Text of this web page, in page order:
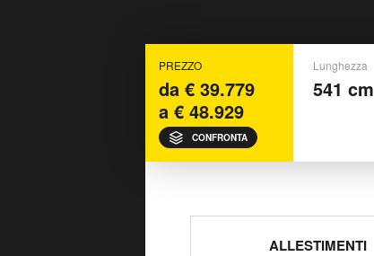
PREZZO
da € 39.779
a € 48.929
CONFRONTA
Lunghezza
541 cm
ALLESTIMENTI